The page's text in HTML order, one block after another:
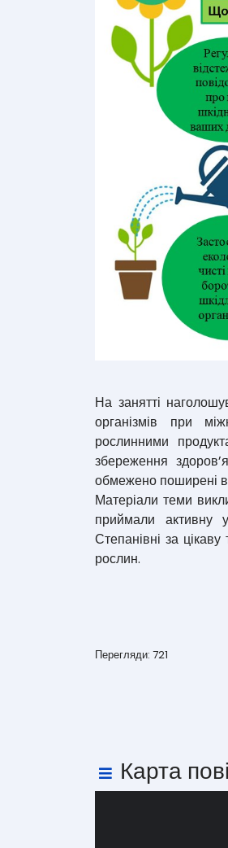
На занятті
організмів при
рослинними
збереження
обмежено поширені в
Матеріали теми
приймали активну
Степанівні за
рослин.
Перегляди: 721
Карта